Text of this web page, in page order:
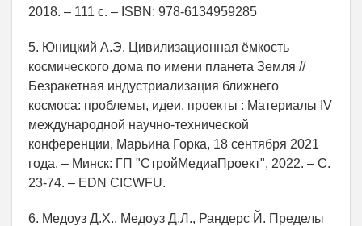
2018. – 111 с. – ISBN: 978-6134959285
5. Юницкий А.Э. Цивилизационная ёмкость
космического дома по имени планета Земля //
Безракетная индустриализация ближнего
космоса: проблемы, идеи, проекты : Материалы IV
международной научно-технической
конференции, Марьина Горка, 18 сентября 2021
года. – Минск: ГП "СтройМедиаПроект", 2022. – С.
23-74. – EDN CICWFU.
6. Медоуз Д.Х., Медоуз Д.Л., Рандерс Й. Пределы